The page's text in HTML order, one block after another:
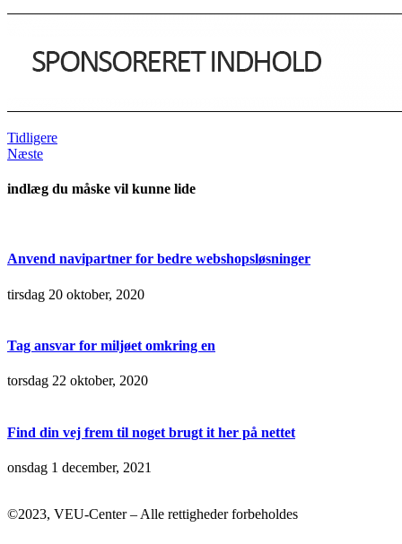
Tidligere
Næste
indlæg du måske vil kunne lide
Anvend navipartner for bedre webshopsløsninger
tirsdag 20 oktober, 2020
Tag ansvar for miljøet omkring en
torsdag 22 oktober, 2020
Find din vej frem til noget brugt it her på nettet
onsdag 1 december, 2021
©2023, VEU-Center – Alle rettigheder forbeholdes